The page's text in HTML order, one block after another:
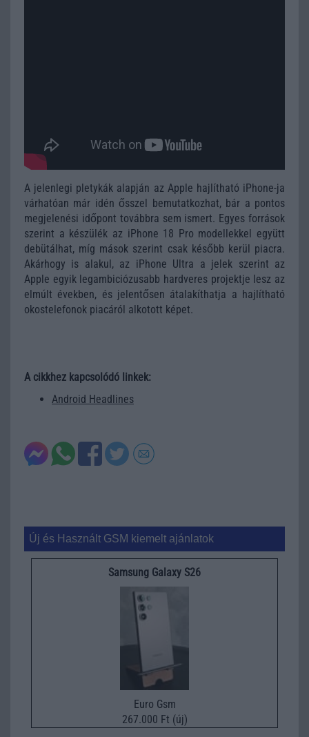
A jelenlegi pletykák alapján az Apple hajlítható iPhone-ja
várhatóan már idén ősszel bemutatkozhat, bár a pontos
megjelenési időpont továbbra sem ismert. Egyes források
szerint a készülék az iPhone 18 Pro modellekkel együtt
debütálhat, míg mások szerint csak később kerül piacra.
Akárhogy is alakul, az iPhone Ultra a jelek szerint az
Apple egyik legambiciózusabb hardveres projektje lesz az
elmúlt években, és jelentősen átalakíthatja a hajlítható
okostelefonok piacáról alkotott képet.
A cikkhez kapcsolódó linkek:
Android Headlines
Új és Használt GSM kiemelt ajánlatok
Samsung Galaxy S26
Euro Gsm
267.000 Ft (új)